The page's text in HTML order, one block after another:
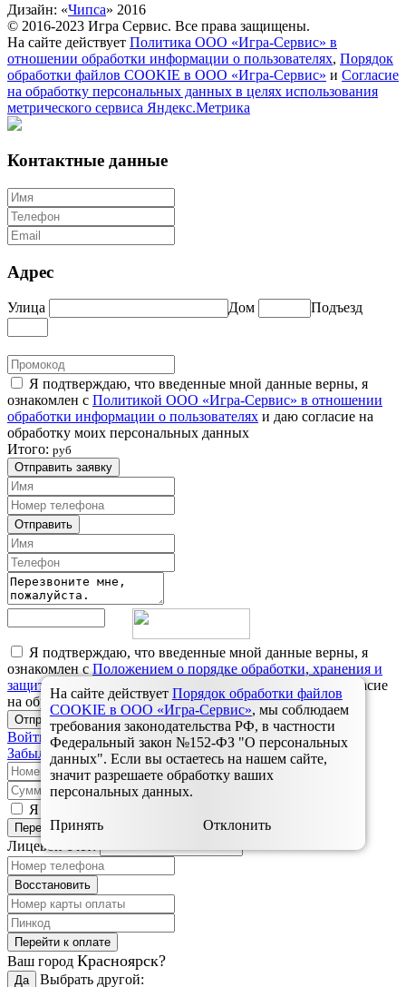
Дизайн: «Чипса» 2016
© 2016-2023 Игра Сервис. Все права защищены.
На сайте действует Политика ООО «Игра-Сервис» в
отношении обработки информации о пользователях, Порядок
обработки файлов COOKIE в ООО «Игра-Сервис» и Согласие
на обработку персональных данных в целях использования
метрического сервиса Яндекс.Метрика
Контактные данные
Адрес
Улица Дом Подъезд
Я подтверждаю, что введенные мной данные верны, я
ознакомлен с Политикой ООО «Игра-Сервис» в отношении
обработки информации о пользователях и даю согласие на
обработку моих персональных данных
Итого: руб
Отправить заявку
Отправить
Я подтверждаю, что введенные мной данные верны, я
ознакомлен с Положением о порядке обработки, хранения и
защиты персональных данных пользователей
и даю согласие
на обработку моих персональных данных
Отправить
Войти
Забыли пароль?
Я согласен с
Перейти к оплате
Лицевой счет:
Восстановить
Перейти к оплате
Ваш город Красноярск?
Да Выбрать другой:
На сайте действует Порядок обработки файлов
COOKIE в ООО «Игра-Сервис», мы соблюдаем
требования законодательства РФ, в частности
Федеральный закон №152-ФЗ "О персональных
данных". Если вы остаетесь на нашем сайте,
значит разрешаете обработку ваших
персональных данных.
Принять Отклонить